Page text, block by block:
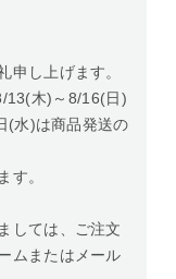
申し上げます。
13(木)～8/16(日)
(水)は商品発送の
す。
しては、ご注文
ムまたはメール